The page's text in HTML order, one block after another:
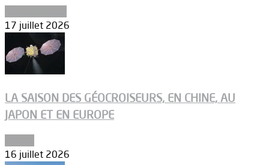
17 juillet 2026
LA SAISON DES GÉOCROISEURS, EN CHINE, AU
JAPON ET EN EUROPE
16 juillet 2026